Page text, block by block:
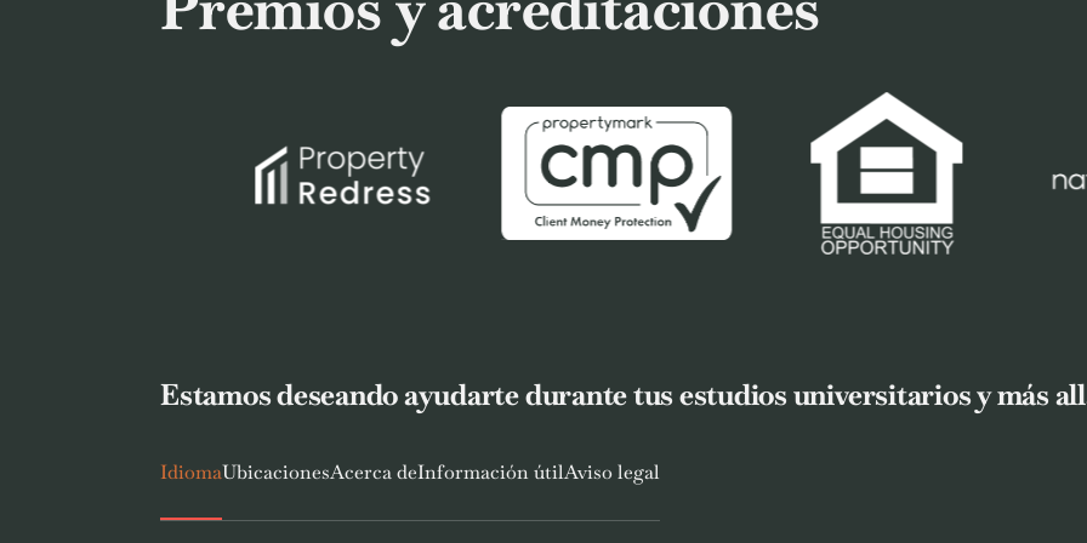
Estamos deseando ayudarte durante tus estudios universitarios y más
IdiomaUbicacionesAcerca deInformación útilAviso legal